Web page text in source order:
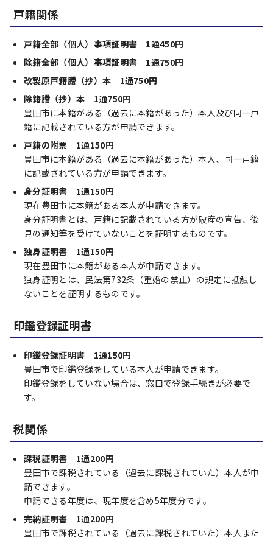
戸籍関係
戸籍全部（個人）事項証明書 1通450円
除籍全部（個人）事項証明書 1通750円
改製原戸籍謄（抄）本 1通750円
除籍謄（抄）本 1通750円
豊田市に本籍がある（過去に本籍があった）本人及び同一戸
籍に記載されている方が申請できます。
戸籍の附票 1通150円
豊田市に本籍がある（過去に本籍があった）本人、同一戸籍
に記載されている方が申請できます。
身分証明書 1通150円
現在豊田市に本籍がある本人が申請できます。
身分証明書とは、戸籍に記載されている方が破産の宣告、後
見の通知等を受けていないことを証明するものです。
独身証明書 1通150円
現在豊田市に本籍がある本人が申請できます。
独身証明とは、民法第732条（重婚の禁止）の規定に抵触し
ないことを証明するものです。
印鑑登録証明書
印鑑登録証明書 1通150円
豊田市で印鑑登録をしている本人が申請できます。
印鑑登録をしていない場合は、窓口で登録手続きが必要で
す。
税関係
課税証明書 1通200円
豊田市で課税されている（過去に課税されていた）本人が申
請できます。
申請できる年度は、現年度を含め5年度分です。
完納証明書 1通200円
豊田市で課税されている（過去に課税されていた）本人また